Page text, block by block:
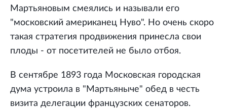
Мартьяновым смеялись и называли его
"московский американец Нуво". Но очень скоро
такая стратегия продвижения принесла свои
плоды - от посетителей не было отбоя.
В сентябре 1893 года Московская городская
дума устроила в "Мартьяныче" обед в честь
визита делегации французских сенаторов.